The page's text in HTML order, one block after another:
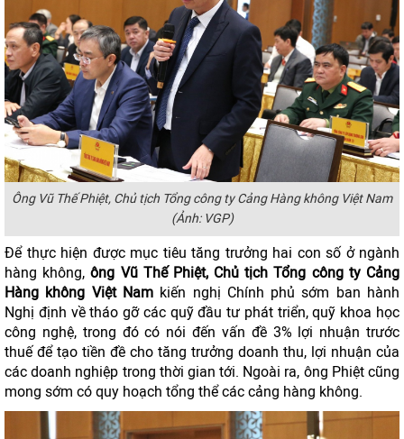
Ông Vũ Thế Phiệt, Chủ tịch Tổng công ty Cảng Hàng không Việt Nam
(Ảnh: VGP)
Để thực hiện được mục tiêu tăng trưởng hai con số ở ngành
hàng không,ông Vũ Thế Phiệt, Chủ tịch Tổng công ty Cảng
Hàng không Việt Nam kiến nghị Chính phủ sớm ban hành
Nghị định về tháo gỡ các quỹ đầu tư phát triển, quỹ khoa học
công nghệ, trong đó có nói đến vấn đề 3% lợi nhuận trước
thuế để tạo tiền đề cho tăng trưởng doanh thu, lợi nhuận của
các doanh nghiệp trong thời gian tới. Ngoài ra, ông Phiệt cũng
mong sớm có quy hoạch tổng thể các cảng hàng không.